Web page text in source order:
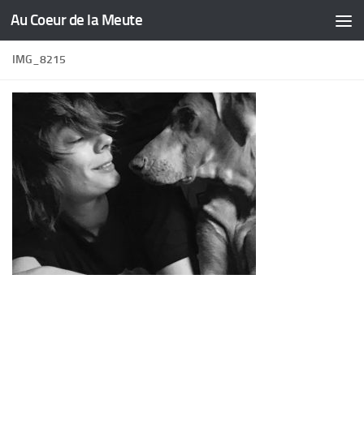
Skip to content
Au Coeur de la Meute
IMG_8215